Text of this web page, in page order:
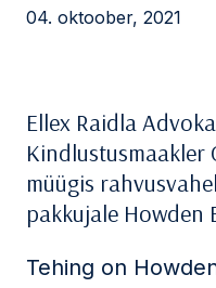
04. oktoober, 2021
Ellex Raidla
Kindlustusmaakler
müügis
pakkujale Howden
Tehing on